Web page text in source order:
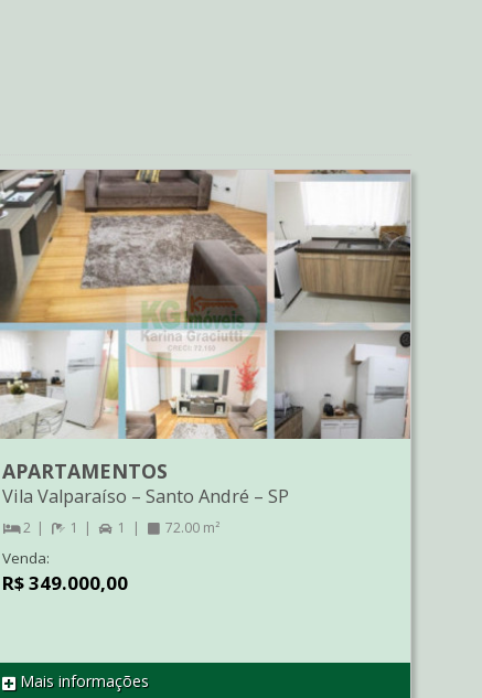
REF AP2204
APARTAMENTOS
Vila Valparaíso –Santo André –SP
2 1 1 72.00 m²
Venda:
R$ 349.000,00
Mais informações